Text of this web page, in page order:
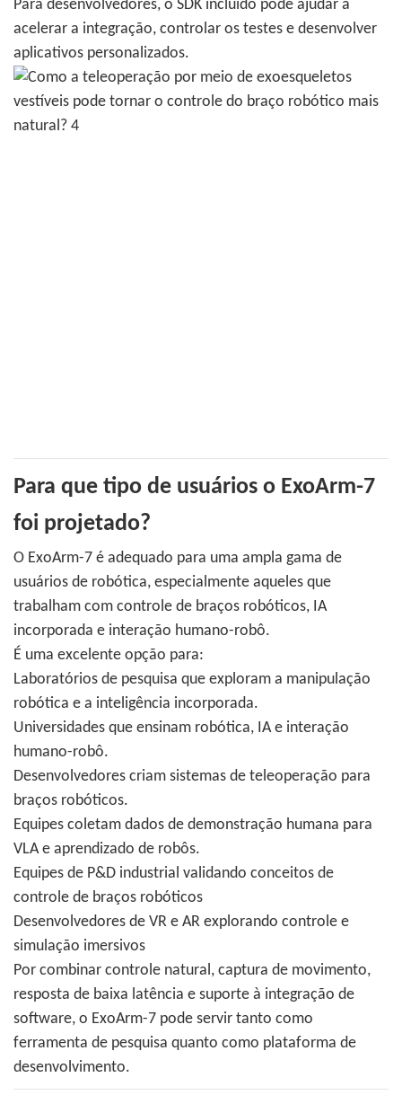
Para desenvolvedores, o SDK incluído pode ajudar a
acelerar a integração, controlar os testes e desenvolver
aplicativos personalizados.
Para que tipo de usuários o ExoArm-7
foi projetado?
O ExoArm-7 é adequado para uma ampla gama de
usuários de robótica, especialmente aqueles que
trabalham com controle de braços robóticos, IA
incorporada e interação humano-robô.
É uma excelente opção para:
Laboratórios de pesquisa que exploram a manipulação
robótica e a inteligência incorporada.
Universidades que ensinam robótica, IA e interação
humano-robô.
Desenvolvedores criam sistemas de teleoperação para
braços robóticos.
Equipes coletam dados de demonstração humana para
VLA e aprendizado de robôs.
Equipes de P&D industrial validando conceitos de
controle de braços robóticos
Desenvolvedores de VR e AR explorando controle e
simulação imersivos
Por combinar controle natural, captura de movimento,
resposta de baixa latência e suporte à integração de
software, o ExoArm-7 pode servir tanto como
ferramenta de pesquisa quanto como plataforma de
desenvolvimento.